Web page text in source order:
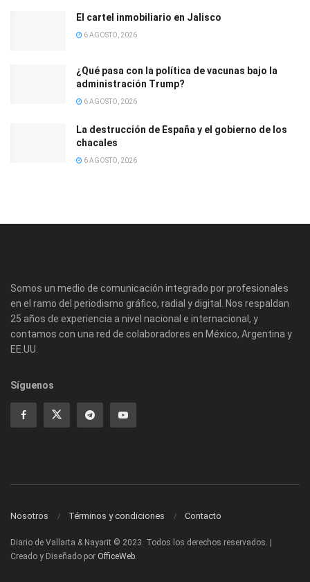
El cartel inmobiliario en Jalisco
6 AGOSTO, 2026
¿Qué pasa con la política de vacunas bajo la
administración Trump?
6 AGOSTO, 2026
La destrucción de España y el gobierno de los
chacales
6 AGOSTO, 2026
Somos un medio de comunicación integrado por profesionales
en el ramo del periodismo gráfico, radial y digital. Nos respaldan
25 años de experiencia a nivel nacional e internacional, y
contamos con una red de colaboradores en México, Argentina y
EE.UU.
Síguenos
Nosotros Términos y condiciones Contacto
Diario de Vallarta & Nayarit © 2023. Todos los derechos reservados. |
Creado y Diseñado por OfficeWeb.